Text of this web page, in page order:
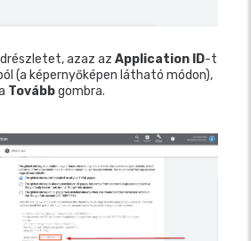
azaz az Application ID-t
(a képernyőképen látható módon),
Továbbgombra.